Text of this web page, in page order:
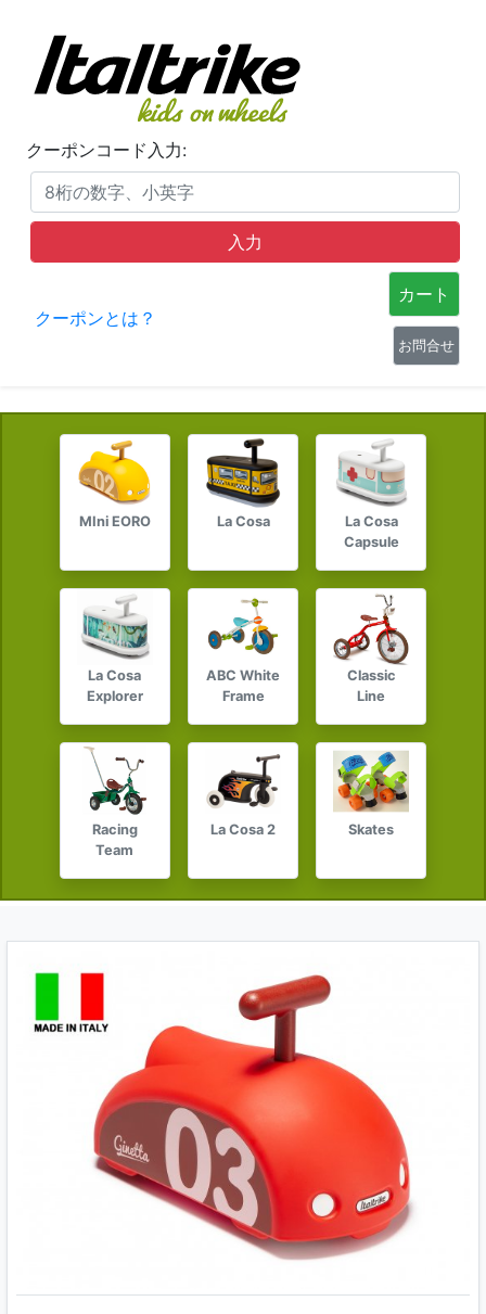
クーポンコード入力:
クーポンとは？
カート
お問合せ
MIni EORO La Cosa
La Cosa
Capsule
La Cosa
Explorer
ABC White
Frame
Classic
Line
Racing
Team
La Cosa 2 Skates